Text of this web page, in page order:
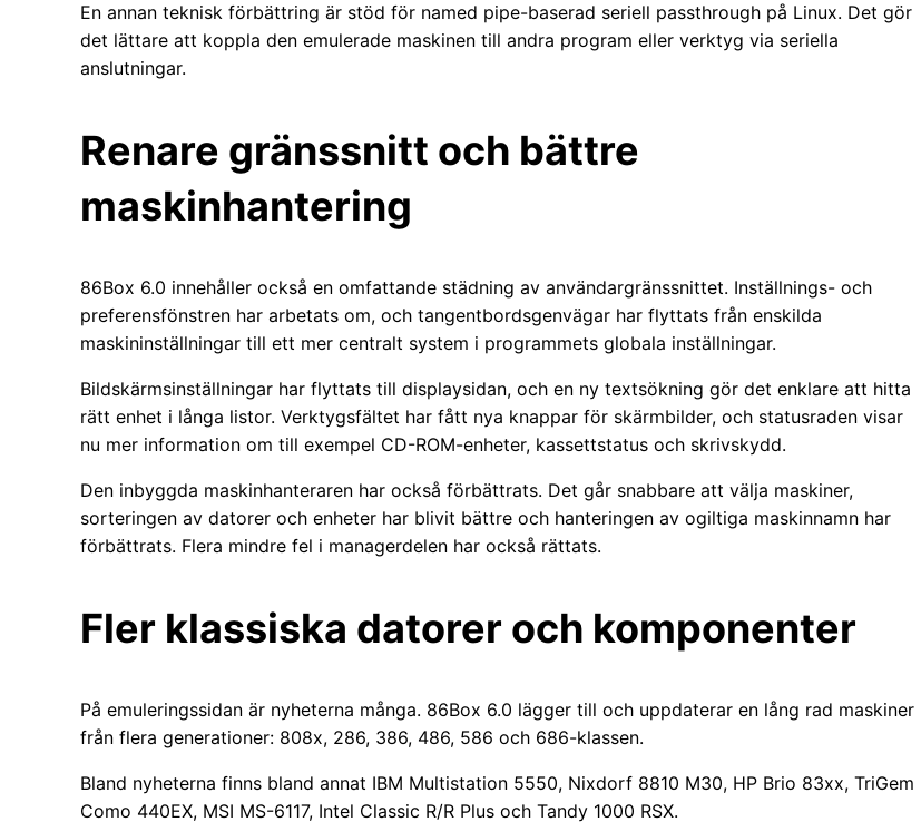
En annan teknisk förbättring är stöd för named pipe-baserad seriell passthrough på Linux. Det gör
det lättare att koppla den emulerade maskinen till andra program eller verktyg via seriella
anslutningar.
Renare gränssnitt och bättre
maskinhantering
86Box 6.0 innehåller också en omfattande städning av användargränssnittet. Inställnings- och
preferensfönstren har arbetats om, och tangentbordsgenvägar har flyttats från enskilda
maskininställningar till ett mer centralt system i programmets globala inställningar.
Bildskärmsinställningar har flyttats till displaysidan, och en ny textsökning gör det enklare att hitta
rätt enhet i långa listor. Verktygsfältet har fått nya knappar för skärmbilder, och statusraden visar
nu mer information om till exempel CD-ROM-enheter, kassettstatus och skrivskydd.
Den inbyggda maskinhanteraren har också förbättrats. Det går snabbare att välja maskiner,
sorteringen av datorer och enheter har blivit bättre och hanteringen av ogiltiga maskinnamn har
förbättrats. Flera mindre fel i managerdelen har också rättats.
Fler klassiska datorer och komponenter
På emuleringssidan är nyheterna många. 86Box 6.0 lägger till och uppdaterar en lång rad maskiner
från flera generationer: 808x, 286, 386, 486, 586 och 686-klassen.
Bland nyheterna finns bland annat IBM Multistation 5550, Nixdorf 8810 M30, HP Brio 83xx, TriGem
Como 440EX, MSI MS-6117, Intel Classic R/R Plus och Tandy 1000 RSX.